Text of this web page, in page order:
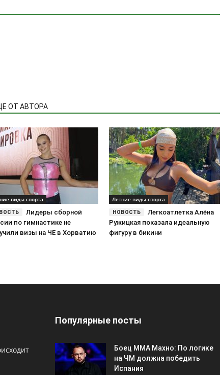
ОТ АВТОРА
виды спорта
Лидеры сборной
по гимнастике не
визы на ЧЕ в Хорватию
Летние виды спорта
Легкоатлетка Алёна
Ружицкая показала идеальную
фигуру в бикини
Популярные посты
Боец ММА Махно: По логике
на ЧМ должна победить
Испания